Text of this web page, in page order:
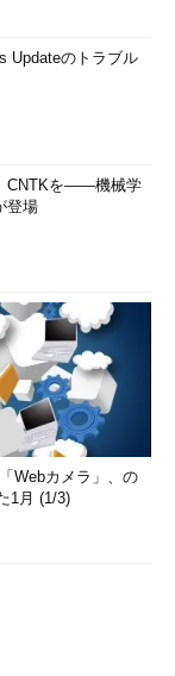
Updateのトラブル
CNTKを――機械学
登場
Webカメラ」、の
1月 (1/3)